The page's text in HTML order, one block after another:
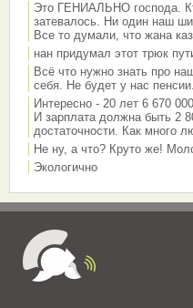
Это ГЕНИАЛЬНО господа.
затевалось. Ни один наш
Все то думали, что жана
нан придумал этот трюк
Всё что нужно знать про
себя. Не будет у нас пенсии.
Интересно - 20 лет 6 670
И зарплата должна быть 2
достаточности. Как много
Не ну, а что? Круто же!
Экологично